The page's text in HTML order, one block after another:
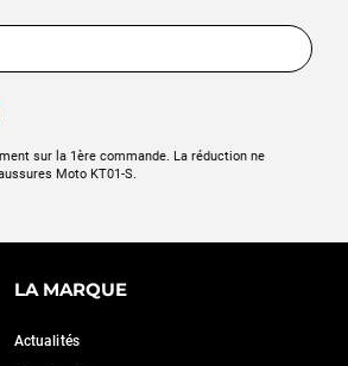
sur la 1ère commande. La réduction ne
Moto KT01-S.
LA MARQUE
Actualités